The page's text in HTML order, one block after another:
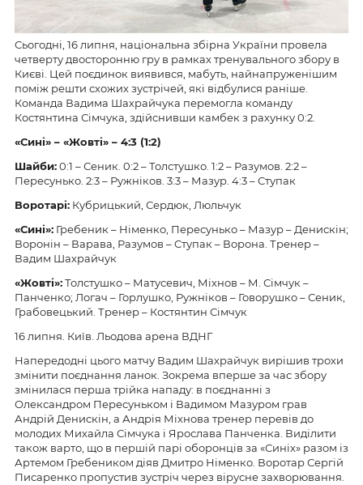
Сьогодні, 16 липня, національна збірна України провела
четверту двосторонню гру в рамках тренувального збору в
Києві. Цей поєдинок виявився, мабуть, найнапруженішим
поміж решти схожих зустрічей, які відбулися раніше.
Команда Вадима Шахрайчука перемогла команду
Костянтина Сімчука, здійснивши камбек з рахунку 0:2.
«Сині» – «Жовті» – 4:3 (1:2)
Шайби:0:1 – Сеник. 0:2 – Толстушко. 1:2 – Разумов. 2:2 –
Пересунько. 2:3 – Ружніков. 3:3 – Мазур. 4:3 – Ступак
Воротарі: Кубрицький, Сердюк, Люльчук
«Сині»: Гребеник – Німенко, Пересунько – Мазур – Денискін;
Воронін – Варава, Разумов – Ступак – Ворона. Тренер –
Вадим Шахрайчук
«Жовті»:Толстушко – Матусевич, Міхнов – М. Сімчук –
Панченко; Логач – Горлушко, Ружніков – Говорушко – Сеник,
Грабовецький. Тренер – Костянтин Сімчук
16 липня. Київ. Льодова арена ВДНГ
Напередодні цього матчу Вадим Шахрайчук вирішив трохи
змінити поєднання ланок. Зокрема вперше за час збору
змінилася перша трійка нападу: в поєднанні з
Олександром Пересуньком і Вадимом Мазуром грав
Андрій Денискін, а Андрія Міхнова тренер перевів до
молодих Михайла Сімчука і Ярослава Панченка. Виділити
також варто, що в першій парі оборонців за «Синіх» разом із
Артемом Гребеником діяв Дмитро Німенко. Воротар Сергій
Писаренко пропустив зустріч через вірусне захворювання.